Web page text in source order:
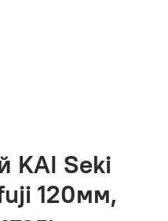
KAI Seki
120мм,